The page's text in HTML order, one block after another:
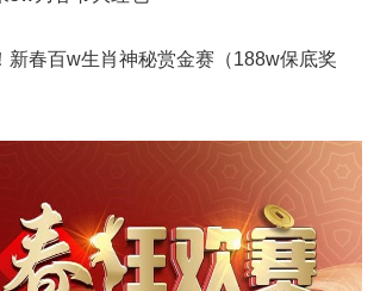
春百w生肖神秘赏金赛（188w保底奖